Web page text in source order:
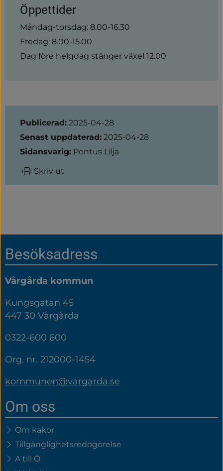
Öppettider
Måndag-torsdag: 8.00-16.30
Fredag: 8.00-15.00
Dag före helgdag stänger växel 12.00
Sidinformation
Publicerad: 2025-04-28
Senast uppdaterad: 2025-04-28
Sidansvarig: Pontus Lilja
Skriv ut
Sidfot
Besöksadress
Vårgårda kommun
Kungsgatan 45
447 30 Vårgårda
0322-600 600
Org. nr. 212000-1454
kommunen@vargarda.se
Om oss
Om kakor
Tillgänglighetsredogörelse
A till Ö